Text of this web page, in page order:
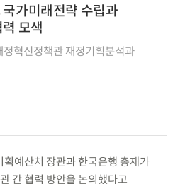
가미래전략 수립과
모색
혁신정책관 재정기획분석과
예산처 장관과 한국은행 총재가
간 협력 방안을 논의했다고